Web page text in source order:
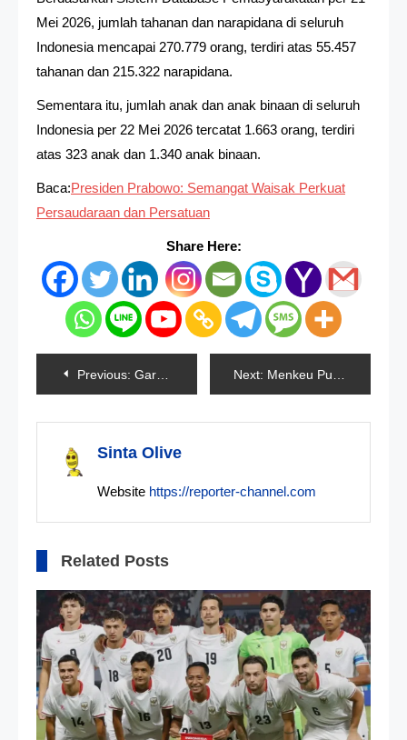
Mei 2026, jumlah tahanan dan narapidana di seluruh
Indonesia mencapai 270.779 orang, terdiri atas 55.457
tahanan dan 215.322 narapidana.
Sementara itu, jumlah anak dan anak binaan di seluruh
Indonesia per 22 Mei 2026 tercatat 1.663 orang, terdiri
atas 323 anak dan 1.340 anak binaan.
Baca:Presiden Prabowo: Semangat Waisak Perkuat
Persaudaraan dan Persatuan
Share Here:
Navigasi
Previous: Garuda Muda Buka Piala AFF U-19 2026 dengan Kemenangan, Ini Klasemen Grup A Next: Menkeu Purbaya Ganjar Pengusaha Insentif Pajak 0 Persen Soal DHE
Sinta Olive
Website https://reporter-channel.com
Related Posts